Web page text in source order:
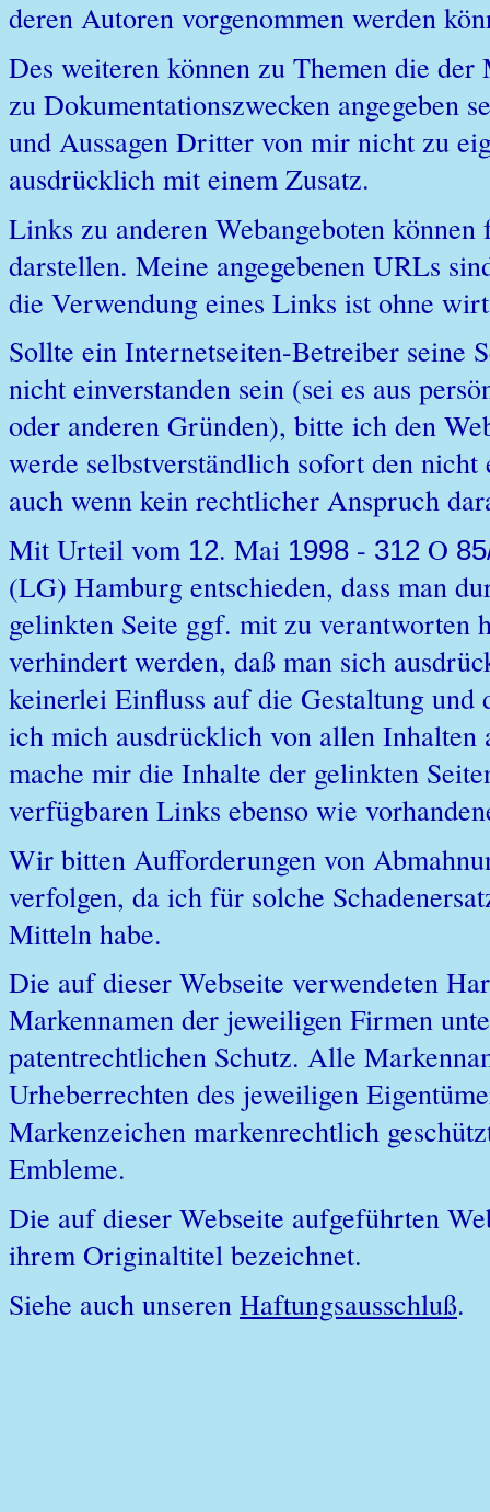
deren Autoren vorgenommen werden
Des weiteren können zu Themen die
zu Dokumentationszwecken angegeben
und Aussagen Dritter von mir nicht zu
ausdrücklich mit einem Zusatz.
Links zu anderen Webangeboten
darstellen. Meine angegebenen URLs
die Verwendung eines Links ist ohne
Sollte ein Internetseiten-Betreiber seine
nicht einverstanden sein (sei es aus
oder anderen Gründen), bitte ich den
werde selbstverständlich sofort den
auch wenn kein rechtlicher Anspruch
Mit Urteil vom 12. Mai 1998 - 312 O
(LG) Hamburg entschieden, dass man
gelinkten Seite ggf. mit zu verantworten
verhindert werden, daß man sich
keinerlei Einfluss auf die Gestaltung
ich mich ausdrücklich von allen Inhalten
mache mir die Inhalte der gelinkten
verfügbaren Links ebenso wie
Wir bitten Aufforderungen von
verfolgen, da ich für solche
Mitteln habe.
Die auf dieser Webseite verwendeten
Markennamen der jeweiligen Firmen
patentrechtlichen Schutz. Alle
Urheberrechten des jeweiligen
Markenzeichen markenrechtlich
Embleme.
Die auf dieser Webseite aufgeführten
ihrem Originaltitel bezeichnet.
Siehe auch unseren Haftungsausschluß.